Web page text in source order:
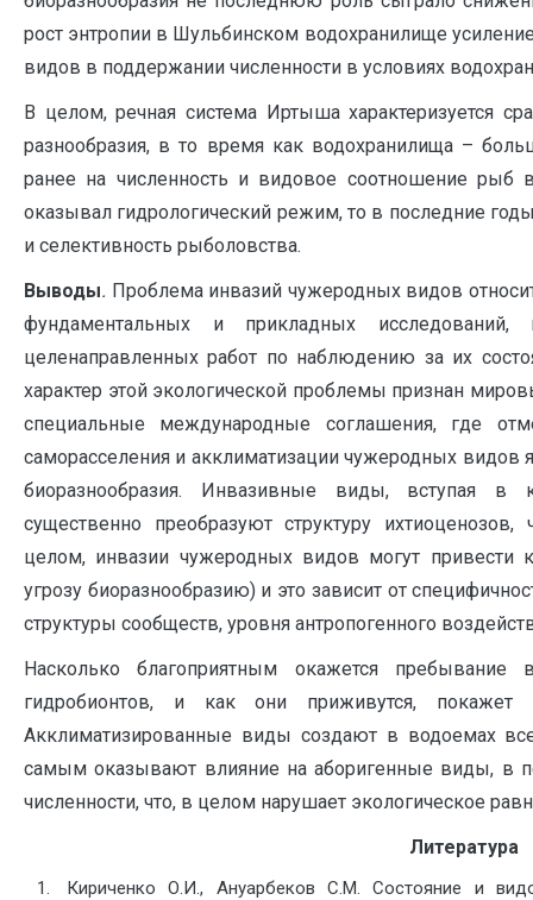
рост энтропии в Шульбинском водохранилище
видов в поддержании численности в условиях
В целом, речная система Иртыша характеризуется
разнообразия, в то время как водохранилища –
ранее на численность и видовое соотношение рыб
оказывал гидрологический режим, то в последние
и селективность рыболовства.
Выводы. Проблема инвазий чужеродных видов
фундаментальных и прикладных
целенаправленных работ по наблюдению за их
характер этой экологической проблемы признан
специальные международные соглашения, где
саморасселения и акклиматизации чужеродных видов
биоразнообразия. Инвазивные виды, вступая в
существенно преобразуют структуру
целом, инвазии чужеродных видов могут привести
угрозу биоразнообразию) и это зависит от
структуры сообществ, уровня антропогенного
Насколько благоприятным окажется
гидробионтов, и как они приживутся,
Акклиматизированные виды создают в водоемах
самым оказывают влияние на аборигенные виды, в
численности, что, в целом нарушает экологическое
Литература
Кириченко О.И., Ануарбеков С.М. Состояние и